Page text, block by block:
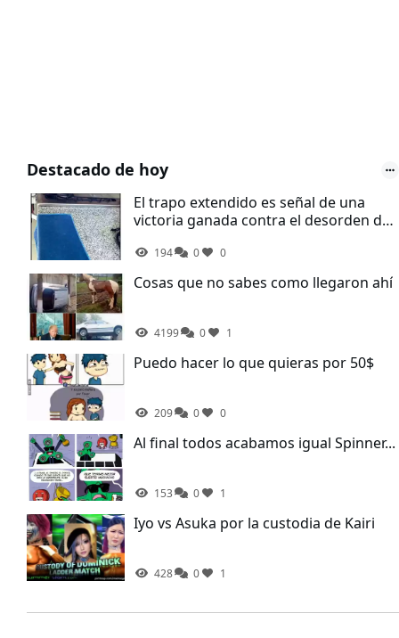
Destacado de hoy
El trapo extendido es señal de una
victoria ganada contra el desorden de
194 0 0
Cosas que no sabes como llegaron ahí
4199 0 1
Puedo hacer lo que quieras por 50$
209 0 0
Al final todos acabamos igual Spinner...
153 0 1
Iyo vs Asuka por la custodia de Kairi
428 0 1